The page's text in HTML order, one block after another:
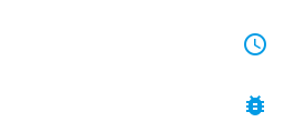
access_time
bug_report